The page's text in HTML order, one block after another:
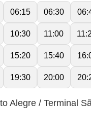
06:15 06:30
10:30 11:00
15:20 15:40
19:30 20:00
Alegre / Terminal